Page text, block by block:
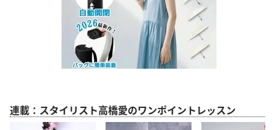
連載：スタイリスト高橋愛のワンポイントレッスン